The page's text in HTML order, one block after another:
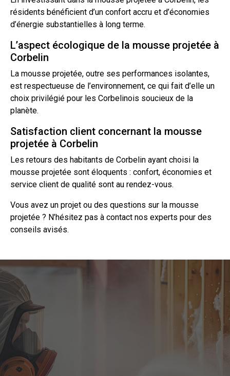
résidents bénéficient d’un confort accru et d’économies
d’énergie substantielles à long terme.
L’aspect écologique de la mousse projetée à
Corbelin
La mousse projetée, outre ses performances isolantes,
est respectueuse de l’environnement, ce qui fait d’elle un
choix privilégié pour les Corbelinois soucieux de la
planète.
Satisfaction client concernant la mousse
projetée à Corbelin
Les retours des habitants de Corbelin ayant choisi la
mousse projetée sont éloquents : confort, économies et
service client de qualité sont au rendez-vous.
Vous avez un projet ou des questions sur la mousse
projetée ? N’hésitez pas à contact nos experts pour des
conseils avisés.